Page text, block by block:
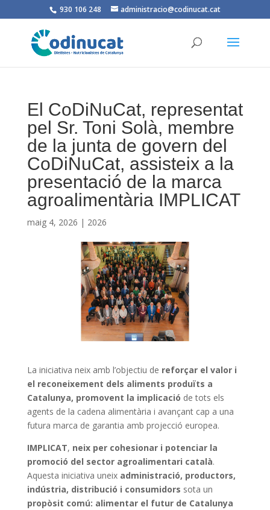
930 106 248 administracio@codinucat.cat
El CoDiNuCat, representat
pel Sr. Toni Solà, membre
de la junta de govern del
CoDiNuCat, assisteix a la
presentació de la marca
agroalimentària IMPLICAT
maig 4, 2026 | 2026
La iniciativa neix amb l’objectiu de reforçar el valor i
el reconeixement dels aliments produïts a
Catalunya, promovent la implicació de tots els
agents de la cadena alimentària i avançant cap a una
futura marca de garantia amb projecció europea.
IMPLICAT, neix per cohesionar i potenciar la
promoció del sector agroalimentari català.
Aquesta iniciativa uneix administració, productors,
indústria, distribució i consumidors sota un
propòsit comú: alimentar el futur de Catalunya